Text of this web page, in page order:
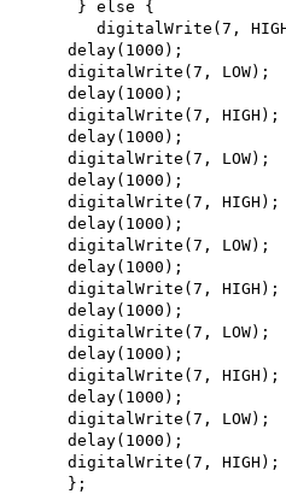
} else {
digitalWrite(7,
delay(1000);
digitalWrite(7, LOW);
delay(1000);
digitalWrite(7, HIGH);
delay(1000);
digitalWrite(7, LOW);
delay(1000);
digitalWrite(7, HIGH);
delay(1000);
digitalWrite(7, LOW);
delay(1000);
digitalWrite(7, HIGH);
delay(1000);
digitalWrite(7, LOW);
delay(1000);
digitalWrite(7, HIGH);
delay(1000);
digitalWrite(7, LOW);
delay(1000);
digitalWrite(7, HIGH);
};